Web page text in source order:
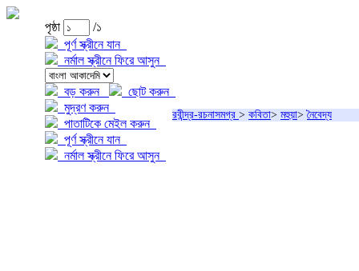
পৃষ্ঠা
/১
পূর্ণ স্ক্রীনে যান
নর্মাল স্ক্রীনে ফিরে আসুন
বড় করুন
ছোট করুন
মুদ্রণ করুন
পাতাটিকে মেইল করুন
পূর্ণ স্ক্রীনে যান
নর্মাল স্ক্রীনে ফিরে আসুন
রবীন্দ্র-রচনাসমগ্র > কবিতা> মহুয়া>নৈবেদ্য